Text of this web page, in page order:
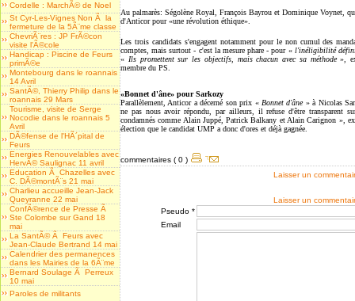
Cordelle : MarchÃ© de Noel
St Cyr-Les-Vignes Non Ã la
fermeture de la 5Ã¨me classe
ChevriÃ¨res : JP FrÃ©con
visite l'Ã©cole
Handicap : Piscine de Feurs
primÃ©e
Montebourg dans le roannais
14 Avril
SantÃ©, Thierry Philip dans le
roannais 29 Mars
Tourisme, visite de Serge
Nocodie dans le roannais 5
Avril
DÃ©fense de l'HÃ´pital de
Feurs
Energies Renouvelables avec
HervÃ© Saulignac 11 avril
Education Ã Chazelles avec
C. DÃ©montÃ¨s 21 mai
Charlieu accueille Jean-Jack
Queyranne 22 mai
ConfÃ©rence de Presse Ã
Ste Colombe sur Gand 18
mai
La SantÃ© Ã Feurs avec
Jean-Claude Bertrand 14 mai
Calendrier des permanences
dans les Mairies de la 6Ã¨me
Bernard Soulage Ã Perreux
10 mai
Paroles de militants
Au palmarès: Ségolène Royal, François Bayrou et Dominique Voynet,
d'Anticorpour «une révolution éthique».
Les trois candidats s'engagent notamment pour le non cumul des
comptes, mais surtout - c'est la mesure phare - pour « l'inéligibilité
« Ils promettent sur les objectifs, mais chacun avec sa méthode»,
membre du PS.
«Bonnet d'âne» pour Sarkozy
Parallèlement, Anticor a décerné son prix «Bonnet d'âne » à Nicolas
ne pas nous avoir répondu, par ailleurs, il refuse d'être transparent
condamnés comme Alain Juppé, Patrick Balkany et Alain Carignon »,
élection que le candidat UMP a donc d'ores et déjà gagnée.
commentaires ( 0 )
Laisser un
Laisser un
Pseudo *
Email